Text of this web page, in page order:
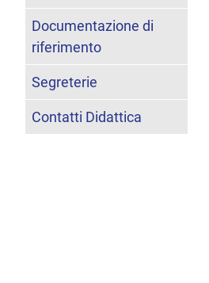
Documentazione di
riferimento
Segreterie
Contatti Didattica